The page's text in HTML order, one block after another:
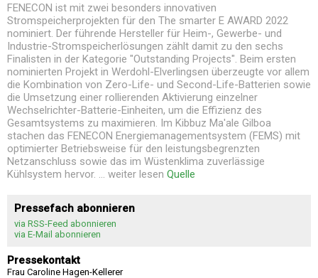
FENECON ist mit zwei besonders innovativen
Stromspeicherprojekten für den The smarter E AWARD 2022
nominiert. Der führende Hersteller für Heim-, Gewerbe- und
Industrie-Stromspeicherlösungen zählt damit zu den sechs
Finalisten in der Kategorie "Outstanding Projects". Beim ersten
nominierten Projekt in Werdohl-Elverlingsen überzeugte vor allem
die Kombination von Zero-Life- und Second-Life-Batterien sowie
die Umsetzung einer rollierenden Aktivierung einzelner
Wechselrichter-Batterie-Einheiten, um die Effizienz des
Gesamtsystems zu maximieren. Im Kibbuz Ma'ale Gilboa
stachen das FENECON Energiemanagementsystem (FEMS) mit
optimierter Betriebsweise für den leistungsbegrenzten
Netzanschluss sowie das im Wüstenklima zuverlässige
Kühlsystem hervor. ... weiter lesen Quelle
Pressefach abonnieren
via RSS-Feed abonnieren
via E-Mail abonnieren
Pressekontakt
Frau Caroline Hagen-Kellerer